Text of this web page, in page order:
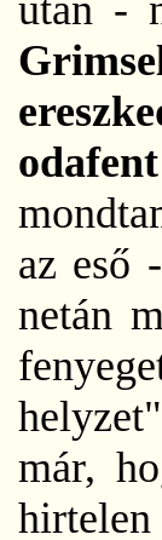
az eső
netán
már,
hirtelen